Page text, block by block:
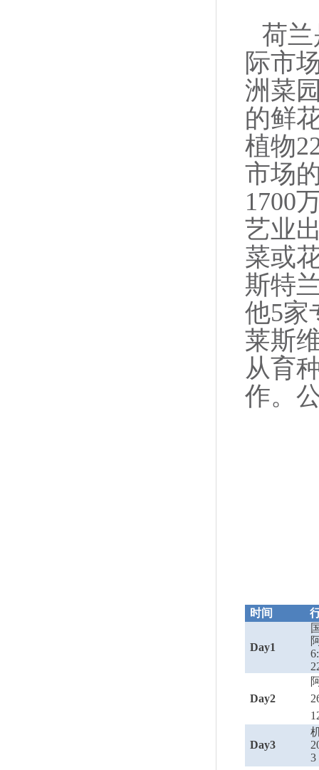
荷
际市
洲菜
的鲜
植物
市场
1700
艺业
菜或
斯特
他5家
莱斯
从育
作。
时间
Day1
Day2
Day3
3